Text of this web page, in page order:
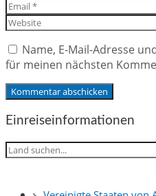
Name, E-Mail-Adresse
für meinen nächsten
Einreiseinformationen